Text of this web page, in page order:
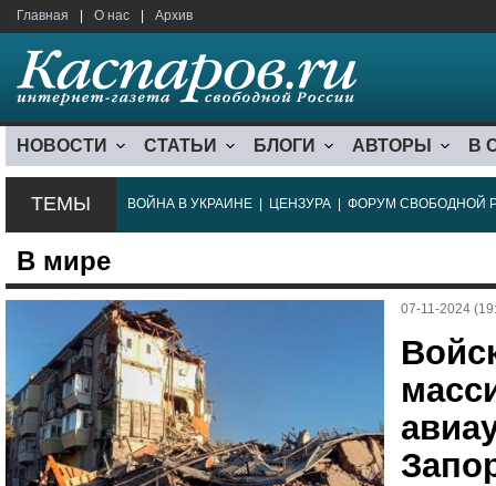
Главная О нас Архив
НОВОСТИ СТАТЬИ БЛОГИ АВТОРЫ В
ТЕМЫ ВОЙНА В УКРАИНЕ ЦЕНЗУРА ФОРУМ СВОБОДНОЙ
В мире
07-11-2024